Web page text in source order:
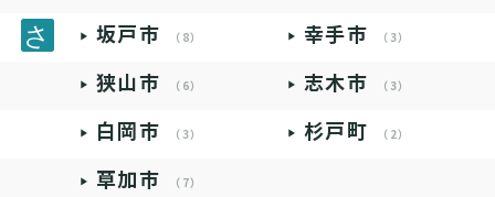
坂戸市 （8） 幸手市 （3）
狭山市 （6） 志木市 （3）
白岡市 （3） 杉戸町 （2）
草加市 （7）